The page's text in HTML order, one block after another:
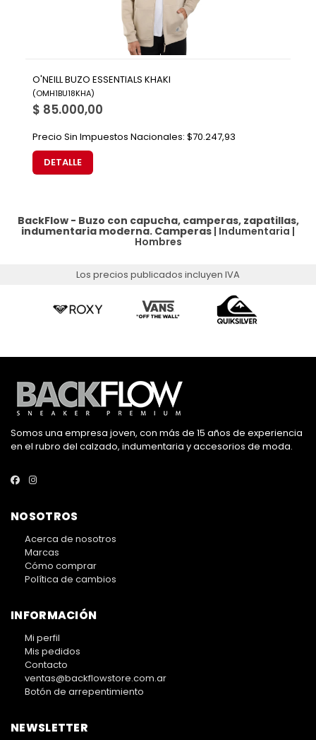
O'NEILL BUZO ESSENTIALS KHAKI
(OMH1BU18KHA)
$ 85.000,00
Precio Sin Impuestos Nacionales: $70.247,93
DETALLE
BackFlow - Buzo con capucha, camperas, zapatillas,
indumentaria moderna. Camperas | Indumentaria |
Hombres
Los precios publicados incluyen IVA
Somos una empresa joven, con más de 15 años de experiencia
en el rubro del calzado, indumentaria y accesorios de moda.
NOSOTROS
Acerca de nosotros
Marcas
Cómo comprar
Política de cambios
INFORMACIÓN
Mi perfil
Mis pedidos
Contacto
ventas@backflowstore.com.ar
Botón de arrepentimiento
NEWSLETTER